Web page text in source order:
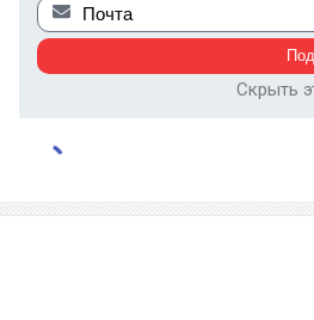
Скрыть